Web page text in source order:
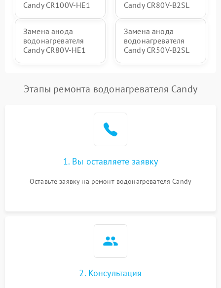
Candy CR100V-HE1
Candy CR80V-B2SL
Замена анода
водонагревателя
Candy CR80V-HE1
Замена анода
водонагревателя
Candy CR50V-B2SL
Этапы ремонта водонагревателя Candy
1. Вы оставляете заявку
Оставьте заявку на ремонт водонагревателя Candy
2. Консультация